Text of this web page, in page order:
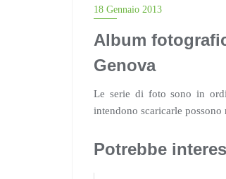
18 Gennaio 2013
Album
Genova
Le serie di foto sono in
intendono scaricarle
Potrebbe